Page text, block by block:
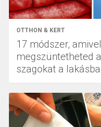
OTTHON & KERT
17 módszer, amivel
megszüntetheted
szagokat a